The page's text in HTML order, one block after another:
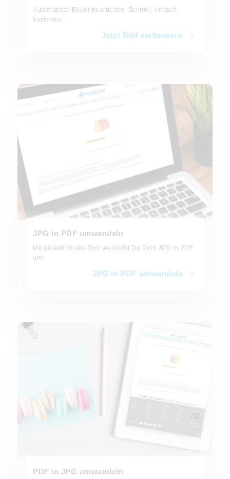
Automatisch Bilder bearbeiten: Schnell, einfach,
kostenfrei
Jetzt Bild verbessern
JPG in PDF umwandeln
Mit diesem Gratis-Tool wandelst Du Dein JPG in PDF
um!
JPG in PDF umwandeln
JPG in PDF umwandeln
PDF in JPG umwandeln
PDF in JPG umwandeln